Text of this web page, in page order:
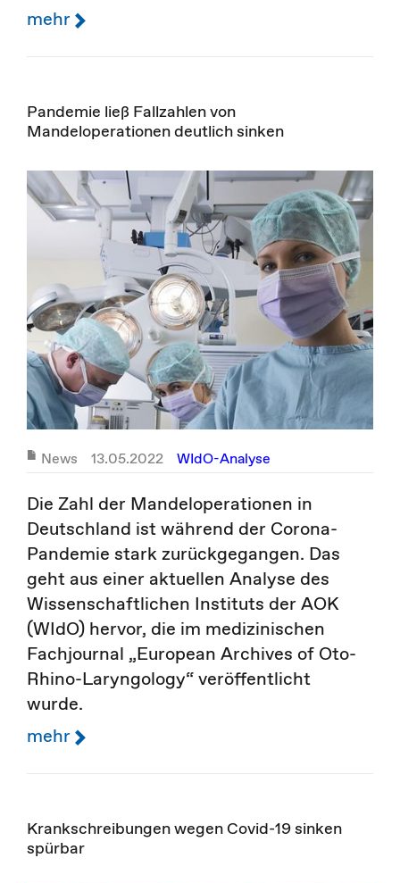
mehr
Pandemie ließ Fallzahlen von
Mandeloperationen deutlich sinken
News 13.05.2022 WIdO-Analyse
Die Zahl der Mandeloperationen in
Deutschland ist während der Corona-
Pandemie stark zurückgegangen. Das
geht aus einer aktuellen Analyse des
Wissenschaftlichen Instituts der AOK
(WIdO) hervor, die im medizinischen
Fachjournal „European Archives of Oto-
Rhino-Laryngology“ veröffentlicht
wurde.
mehr
Krankschreibungen wegen Covid-19 sinken
spürbar